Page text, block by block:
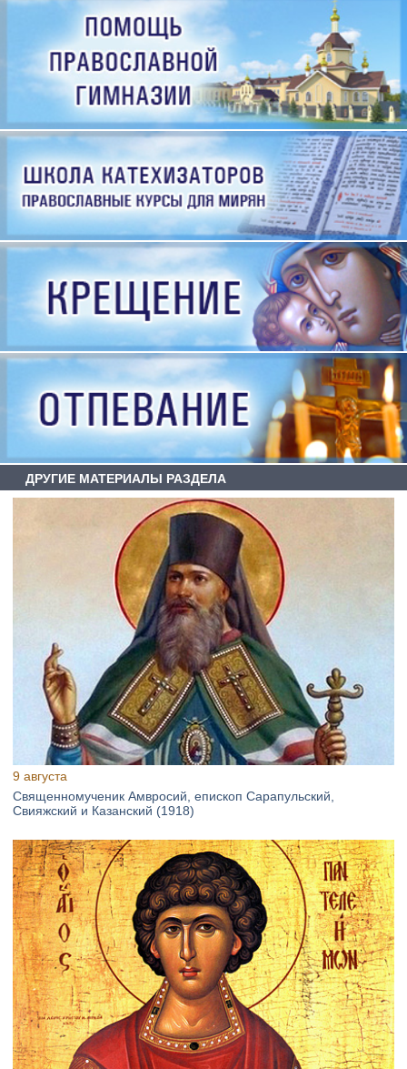
ДРУГИЕ МАТЕРИАЛЫ РАЗДЕЛА
9 августа
Священномученик Амвросий, епископ Сарапульский,
Свияжский и Казанский (1918)